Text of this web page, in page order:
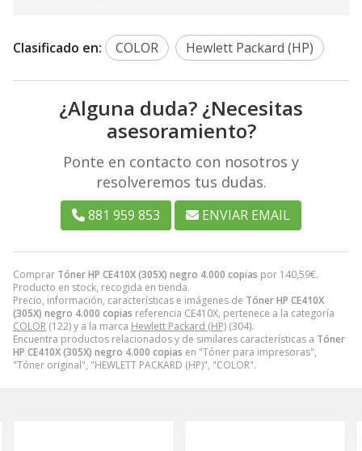
Comprar Tóner HP CE410X (305X) negro 4.000 copias por 140,59€.
Producto en stock, recogida en tienda.
Precio, información, características e imágenes de Tóner HP CE410X
(305X) negro 4.000 copias referencia CE410X, pertenece a la categoría
COLOR (122) y a la marca Hewlett Packard (HP) (304).
Encuentra productos relacionados y de similares características a Tóner
HP CE410X (305X) negro 4.000 copias en "Tóner para impresoras",
"Tóner original", "HEWLETT PACKARD (HP)", "COLOR".
Clasificado en: COLOR Hewlett Packard (HP)
¿Alguna duda? ¿Necesitas
asesoramiento?
Ponte en contacto con nosotros y
resolveremos tus dudas.
881 959 853 ENVIAR EMAIL